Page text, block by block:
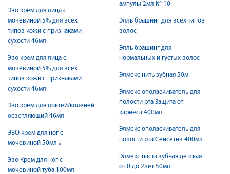
Эво крем для лица с
мочевиной 5% для всех
типов кожи с признаками
сухости 46мл
Эво крем для лица с
мочевиной 5% для всех
типов кожи с признаками
сухости 46мл
Эво крем для локтей/коленей
осветляющий 46мл
ЭВО крем для ног с
мочевиной 50мл #
Эво Крем для ног с
мочевиной туба 100мл
ампулы 2мл № 10
Элль брашинг для всех типов
волос
Элль брашинг для
нормальных и густых волос
Элмекс нить зубная 50м
Элмекс ополаскиватель для
полости рта Защита от
кариеса 400мл
Элмекс ополаскиватель для
полости рта Сенсетив 400мл
Элмекс паста зубная детская
от 0 до 2лет 50мл